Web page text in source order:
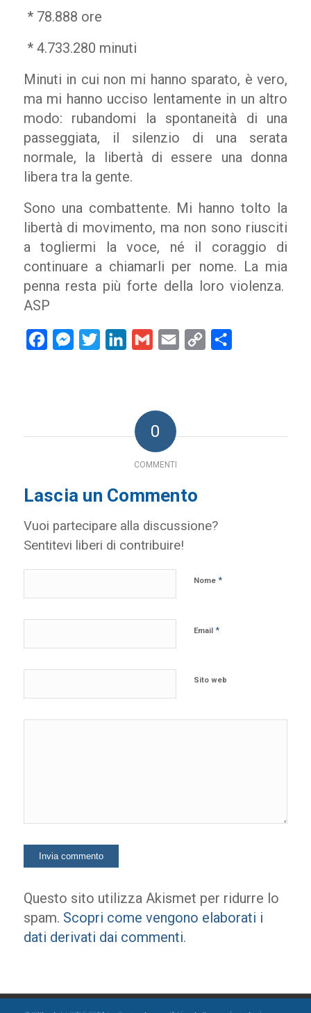
* 78.888 ore
* 4.733.280 minuti
Minuti in cui non mi hanno sparato, è vero,
ma mi hanno ucciso lentamente in un altro
modo: rubandomi la spontaneità di una
passeggiata, il silenzio di una serata
normale, la libertà di essere una donna
libera tra la gente.
Sono una combattente. Mi hanno tolto la
libertà di movimento, ma non sono riusciti
a togliermi la voce, né il coraggio di
continuare a chiamarli per nome. La mia
penna resta più forte della loro violenza.
ASP
FacebookMessenger
Twitter LinkedInGmail Email
Copy
0
COMMENTI
Lascia un Commento
Vuoi partecipare alla discussione?
Sentitevi liberi di contribuire!
Nome *
Email *
Sito web
Questo sito utilizza Akismet per ridurre lo
spam. Scopri come vengono elaborati i
dati derivati dai commenti.